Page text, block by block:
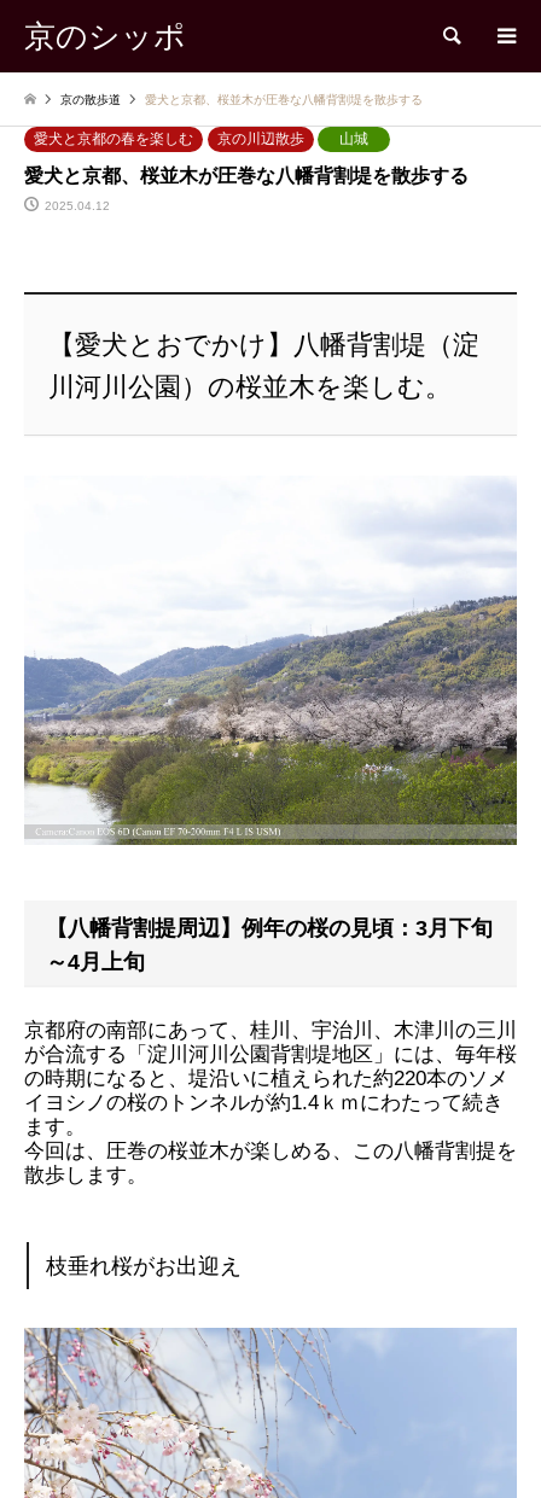
京のシッポ 検索
京の散歩道 愛犬と京都、桜並木が圧巻な八幡背割堤を散歩する
愛犬と京都の春を楽しむ 京の川辺散歩 山城
愛犬と京都、桜並木が圧巻な八幡背割堤を散歩する
2025.04.12
【愛犬とおでかけ】八幡背割堤（淀
川河川公園）の桜並木を楽しむ。
【八幡背割提周辺】例年の桜の見頃：3月下旬
～4月上旬
京都府の南部にあって、桂川、宇治川、木津川の三川
が合流する「淀川河川公園背割堤地区」には、毎年桜
の時期になると、堤沿いに植えられた約220本のソメ
イヨシノの桜のトンネルが約1.4ｋｍにわたって続き
ます。
今回は、圧巻の桜並木が楽しめる、この八幡背割提を
散歩します。
枝垂れ桜がお出迎え